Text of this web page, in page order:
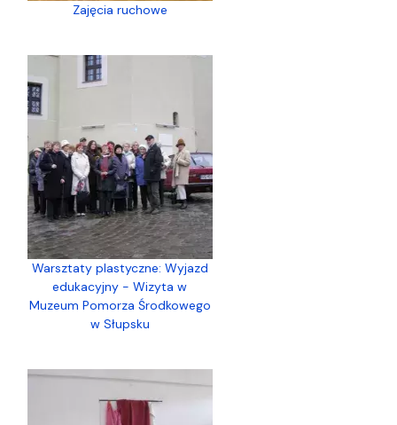
Zajęcia ruchowe
Warsztaty plastyczne: Wyjazd
edukacyjny - Wizyta w
Muzeum Pomorza Środkowego
w Słupsku